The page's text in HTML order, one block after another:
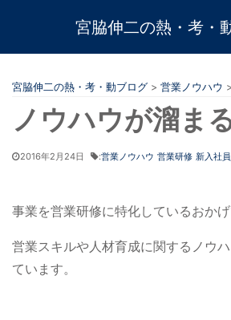
宮脇伸二の熱・考・
宮脇伸二の熱・考・動ブログ > 営業ノウハウ >
ノウハウが溜ま
2016年2月24日 :営業ノウハウ 営業研修 新入社
事業を営業研修に特化しているおか
営業スキルや人材育成に関するノウ
ています。